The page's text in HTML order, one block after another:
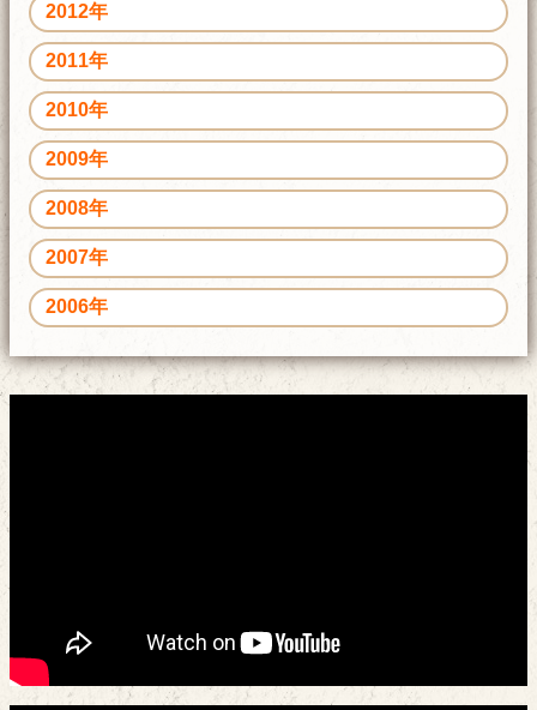
2012年
2011年
2010年
2009年
2008年
2007年
2006年